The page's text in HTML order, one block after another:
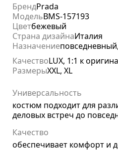
БрендPrada
МодельBMS-157193
Цветбежевый
Страна дизайнаИталия
Назначение
КачествоLUX, 1:1 к
РазмерыXXL, XL
Универсальность
костюм подходит для
деловых встреч до
Качество
обеспечивает комфорт и